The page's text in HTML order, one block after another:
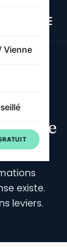
Vienne
que
existe.
leviers.